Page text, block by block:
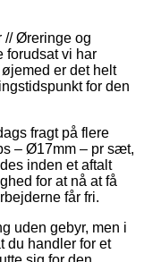
// Øreringe og
forudsat vi har
er det helt
for den
fragt på flere
– Ø17mm – pr sæt,
inden et aftalt
for at nå at få
får fri.
uden gebyr, men i
du handler for et